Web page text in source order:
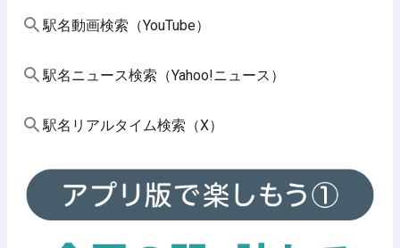
駅名動画検索（YouTube）
駅名ニュース検索（Yahoo!ニュース）
駅名リアルタイム検索（X）